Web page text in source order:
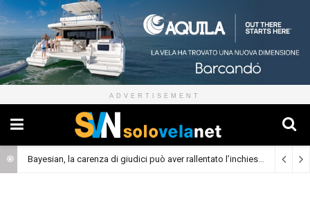
ADVERTISEMENT
Bayesian, la carenza di giudici può aver rallentato l’inchiesta (Cronaca)